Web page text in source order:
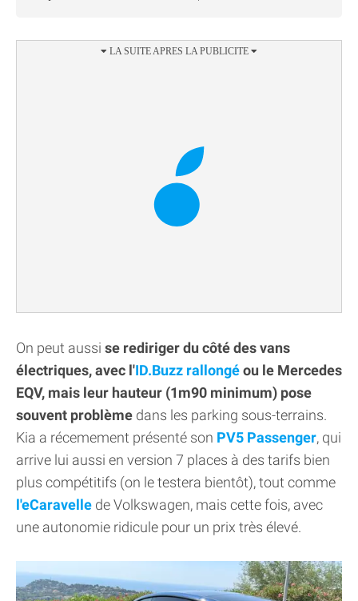
On peut aussi se rediriger du côté des vans
électriques, avec l'ID.Buzz rallongéou le Mercedes
EQV, mais leur hauteur (1m90 minimum) pose
souvent problème dans les parking sous-terrains.
Kia a récemement présenté son PV5 Passenger, qui
arrive lui aussi en version 7 places à des tarifs bien
plus compétitifs (on le testera bientôt), tout comme
l'eCaravelle de Volkswagen, mais cette fois, avec
une autonomie ridicule pour un prix très élevé.